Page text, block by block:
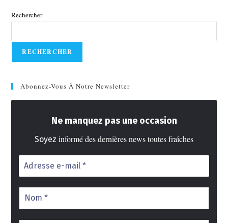
Rechercher
RECHERCHER
Abonnez-Vous À Notre Newsletter
Ne manquez pas une occasion
Soyez informé des dernières news toutes fraîches